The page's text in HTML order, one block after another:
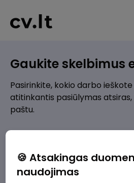
Gaukite skelbimus
Pasirinkite, kokio darbo
atitinkantis pasiūlymas atsiras,
paštu.
Pridėti naują
🍪 Atsakingas
naudojimas